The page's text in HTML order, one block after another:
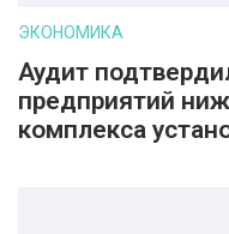
ЭКОНОМИКА
Аудит
предприятий
комплекса